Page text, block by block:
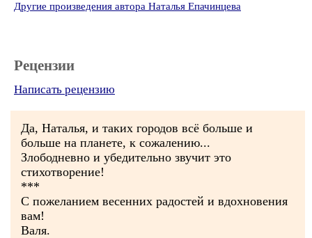
Другие произведения автора Наталья Епачинцева
Рецензии
Написать рецензию
Да, Наталья, и таких городов всё больше и
больше на планете, к сожалению...
Злободневно и убедительно звучит это
стихотворение!
***
С пожеланием весенних радостей и вдохновения
вам!
Валя.